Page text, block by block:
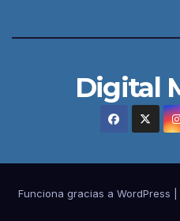
Digital
Funciona gracias a WordPress